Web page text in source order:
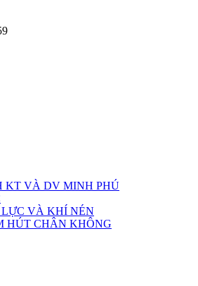
KT VÀ DV MINH PHÚ
VÀ KHÍ NÉN
HÚT CHÂN KHÔNG